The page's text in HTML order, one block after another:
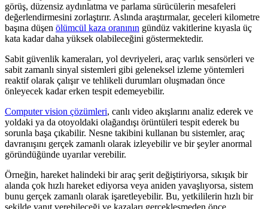
görüş, düzensiz aydınlatma ve parlama sürücülerin mesafeleri
değerlendirmesini zorlaştırır. Aslında araştırmalar, geceleri kilometre
başına düşen ölümcül kaza oranının gündüz vakitlerine kıyasla üç
kata kadar daha yüksek olabileceğini göstermektedir.
Sabit güvenlik kameraları, yol devriyeleri, araç varlık sensörleri ve
sabit zamanlı sinyal sistemleri gibi geleneksel izleme yöntemleri
reaktif olarak çalışır ve tehlikeli durumları oluşmadan önce
önleyecek kadar erken tespit edemeyebilir.
Computer vision çözümleri, canlı video akışlarını analiz ederek ve
yoldaki ya da otoyoldaki olağandışı örüntüleri tespit ederek bu
sorunla başa çıkabilir. Nesne takibini kullanan bu sistemler, araç
davranışını gerçek zamanlı olarak izleyebilir ve bir şeyler anormal
göründüğünde uyarılar verebilir.
Örneğin, hareket halindeki bir araç şerit değiştiriyorsa, sıkışık bir
alanda çok hızlı hareket ediyorsa veya aniden yavaşlıyorsa, sistem
bunu gerçek zamanlı olarak işaretleyebilir. Bu, yetkililerin hızlı bir
şekilde yanıt verebileceği ve kazaları gerçekleşmeden önce